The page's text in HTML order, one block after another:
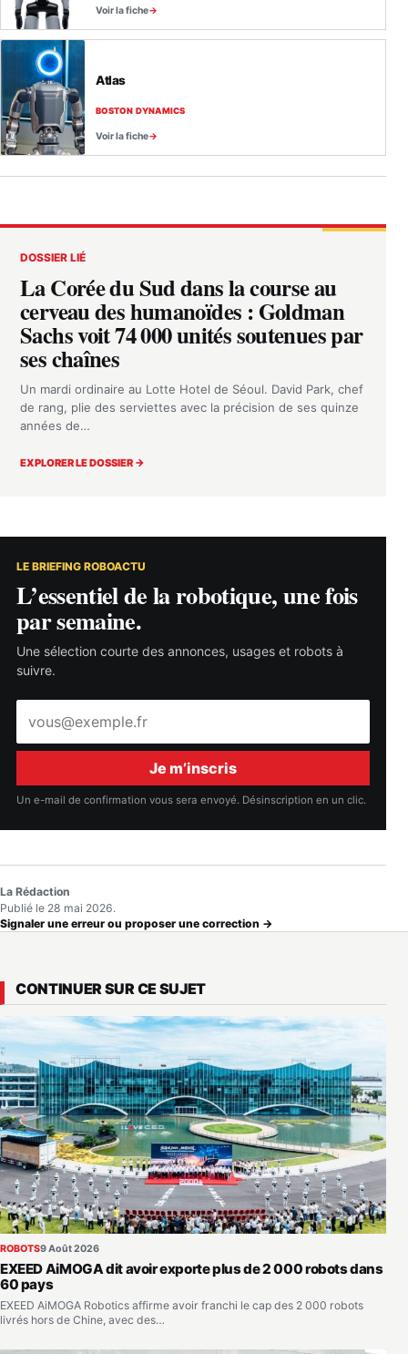
Voir la fiche
Atlas
BOSTON DYNAMICS
Voir la fiche
DOSSIER LIÉ
La Corée du Sud dans la course au
cerveau des humanoïdes : Goldman
Sachs voit 74 000 unités soutenues par
ses chaînes
Un mardi ordinaire au Lotte Hotel de Séoul. David Park, chef
de rang, plie des serviettes avec la précision de ses quinze
années de…
EXPLORER LE DOSSIER →
LE BRIEFING ROBOACTU
L’essentiel de la robotique, une fois
par semaine.
Une sélection courte des annonces, usages et robots à
suivre.
mail
Je m’inscris
Un e-mail de confirmation vous sera envoyé. Désinscription en un clic.
La Rédaction
Publié le 28 mai 2026.
Signaler une erreur ou proposer une correction →
CONTINUER SUR CE SUJET
ROBOTS9 Août 2026
EXEED AiMOGA dit avoir exporte plus de 2 000 robots dans
60 pays
EXEED AiMOGA Robotics affirme avoir franchi le cap des 2 000 robots
livrés hors de Chine, avec des…